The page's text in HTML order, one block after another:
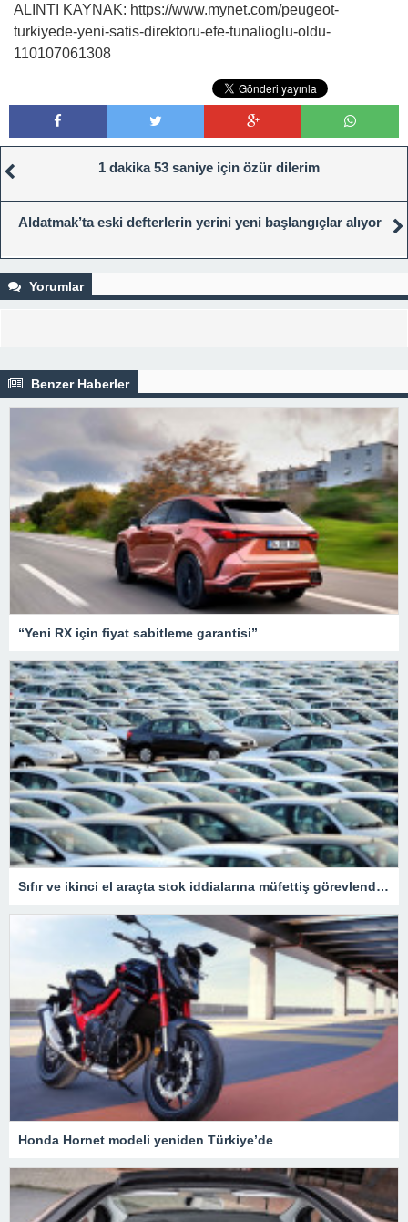
ALINTI KAYNAK: https://www.mynet.com/peugeot-
turkiyede-yeni-satis-direktoru-efe-tunalioglu-oldu-
110107061308
1 dakika 53 saniye için özür dilerim
Aldatmak’ta eski defterlerin yerini yeni başlangıçlar alıyor
Yorumlar
Benzer Haberler
“Yeni RX için fiyat sabitleme garantisi”
Sıfır ve ikinci el araçta stok iddialarına müfettiş görevlendirildi
Honda Hornet modeli yeniden Türkiye’de